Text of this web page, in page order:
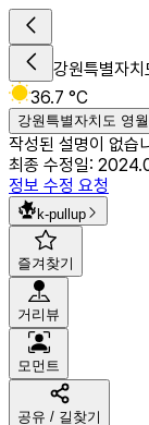
강원특별자
36.7 °C
강원특별자치도 영
작성된 설명이 없습
최종 수정일:
정보 수정 요청
k-pullup
즐겨찾기
거리뷰
모먼트
공유 / 길찾기